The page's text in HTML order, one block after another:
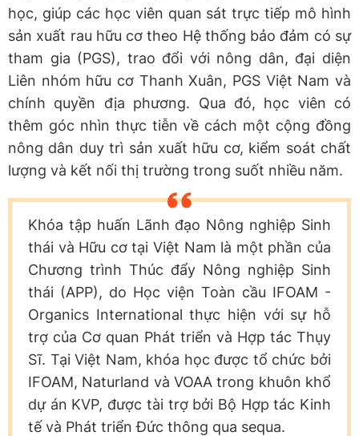
học, giúp các học viên quan sát trực tiếp mô hình
sản xuất rau hữu cơ theo Hệ thống bảo đảm có sự
tham gia (PGS), trao đổi với nông dân, đại diện
Liên nhóm hữu cơ Thanh Xuân, PGS Việt Nam và
chính quyền địa phương. Qua đó, học viên có
thêm góc nhìn thực tiễn về cách một cộng đồng
nông dân duy trì sản xuất hữu cơ, kiểm soát chất
lượng và kết nối thị trường trong suốt nhiều năm.
Khóa tập huấn Lãnh đạo Nông nghiệp Sinh
thái và Hữu cơ tại Việt Nam là một phần của
Chương trình Thúc đẩy Nông nghiệp Sinh
thái (APP), do Học viện Toàn cầu IFOAM -
Organics International thực hiện với sự hỗ
trợ của Cơ quan Phát triển và Hợp tác Thụy
Sĩ. Tại Việt Nam, khóa học được tổ chức bởi
IFOAM, Naturland và VOAA trong khuôn khổ
dự án KVP, được tài trợ bởi Bộ Hợp tác Kinh
tế và Phát triển Đức thông qua sequa.